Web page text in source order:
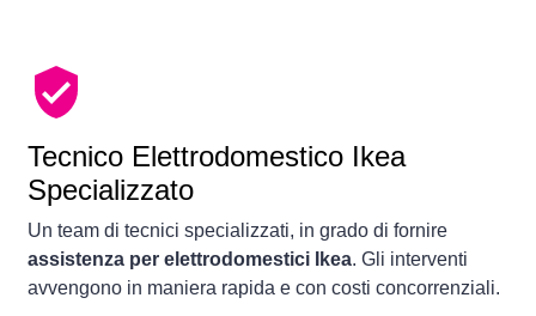
Tecnico Elettrodomestico Ikea
Specializzato
Un team di tecnici specializzati, in grado di fornire
assistenza per elettrodomestici Ikea. Gli interventi
avvengono in maniera rapida e con costi concorrenziali.